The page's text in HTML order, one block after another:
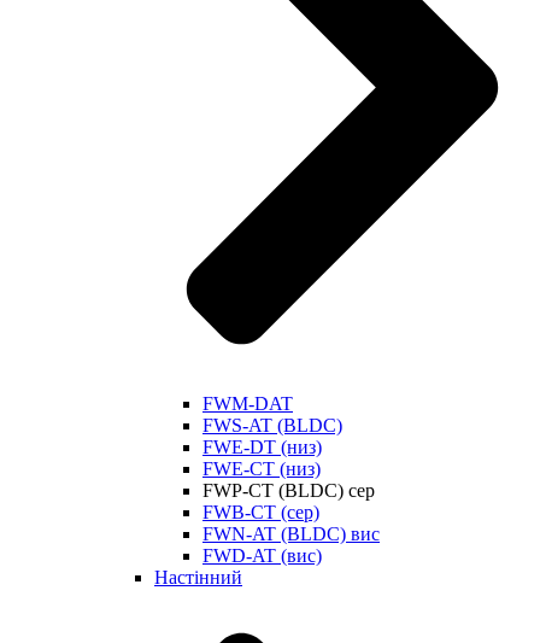
FWM-DAT
FWS-AT (BLDC)
FWE-DT (низ)
FWE-CT (низ)
FWP-CT (BLDC) сер
FWB-CT (сер)
FWN-AT (BLDC) вис
FWD-AT (вис)
Настінний